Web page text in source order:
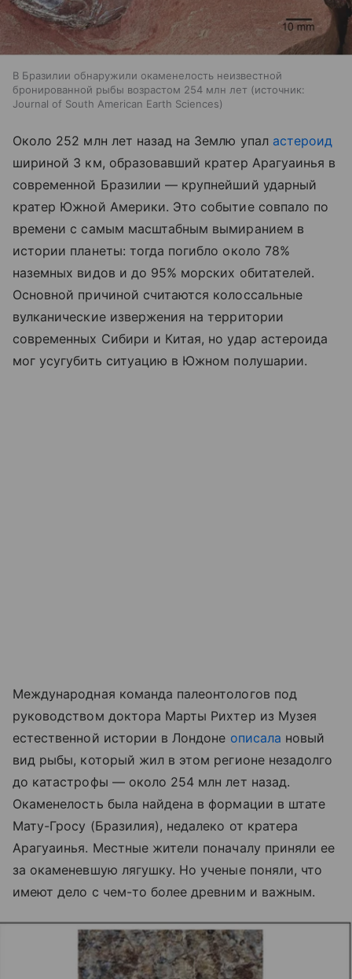
В Бразилии обнаружили окаменелость неизвестной
бронированной рыбы возрастом 254 млн лет
источник:
Journal of South American Earth Sciences
Около 252 млн лет назад на Землю упал астероид
шириной 3 км, образовавший кратер Арагуаинья в
современной Бразилии — крупнейший ударный
кратер Южной Америки. Это событие совпало по
времени с самым масштабным вымиранием в
истории планеты: тогда погибло около 78%
наземных видов и до 95% морских обитателей.
Основной причиной считаются колоссальные
вулканические извержения на территории
современных Сибири и Китая, но удар астероида
мог усугубить ситуацию в Южном полушарии.
Международная команда палеонтологов под
руководством доктора Марты Рихтер из Музея
естественной истории в Лондоне описала новый
вид рыбы, который жил в этом регионе незадолго
до катастрофы — около 254 млн лет назад.
Окаменелость была найдена в формации в штате
Мату-Гросу (Бразилия), недалеко от кратера
Арагуаинья. Местные жители поначалу приняли ее
за окаменевшую лягушку. Но ученые поняли, что
имеют дело с чем-то более древним и важным.